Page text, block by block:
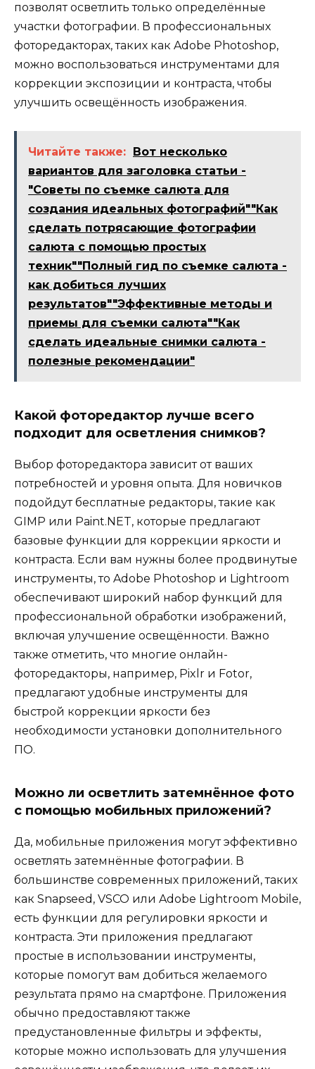
позволят осветлить только определённые
участки фотографии. В профессиональных
фоторедакторах, таких как Adobe Photoshop,
можно воспользоваться инструментами для
коррекции экспозиции и контраста, чтобы
улучшить освещённость изображения.
Читайте также:
Вот несколько
вариантов для заголовка статьи -
"Советы по съемке салюта для
создания идеальных фотографий""Как
сделать потрясающие фотографии
салюта с помощью простых
техник""Полный гид по съемке салюта -
как добиться лучших
результатов""Эффективные методы и
приемы для съемки салюта""Как
сделать идеальные снимки салюта -
полезные рекомендации"
Какой фоторедактор лучше всего
подходит для осветления снимков?
Выбор фоторедактора зависит от ваших
потребностей и уровня опыта. Для новичков
подойдут бесплатные редакторы, такие как
GIMP или Paint.NET, которые предлагают
базовые функции для коррекции яркости и
контраста. Если вам нужны более продвинутые
инструменты, то Adobe Photoshop и Lightroom
обеспечивают широкий набор функций для
профессиональной обработки изображений,
включая улучшение освещённости. Важно
также отметить, что многие онлайн-
фоторедакторы, например, Pixlr и Fotor,
предлагают удобные инструменты для
быстрой коррекции яркости без
необходимости установки дополнительного
ПО.
Можно ли осветлить затемнённое фото
с помощью мобильных приложений?
Да, мобильные приложения могут эффективно
осветлять затемнённые фотографии. В
большинстве современных приложений, таких
как Snapseed, VSCO или Adobe Lightroom Mobile,
есть функции для регулировки яркости и
контраста. Эти приложения предлагают
простые в использовании инструменты,
которые помогут вам добиться желаемого
результата прямо на смартфоне. Приложения
обычно предоставляют также
предустановленные фильтры и эффекты,
которые можно использовать для улучшения